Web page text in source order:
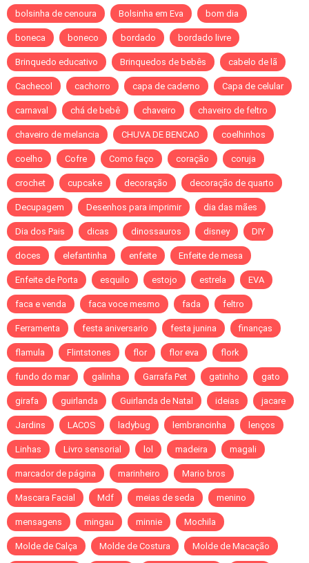
bolsinha de cenoura Bolsinha em Eva bom dia
boneca boneco bordado bordado livre
Brinquedo educativo Brinquedos de bebês cabelo de lã
Cachecol cachorro capa de caderno Capa de celular
carnaval chá de bebê chaveiro chaveiro de feltro
chaveiro de melancia CHUVA DE BENCAO coelhinhos
coelho Cofre Como faço coração coruja
crochet cupcake decoração decoração de quarto
Decupagem Desenhos para imprimir dia das mães
Dia dos Pais dicas dinossauros disney DIY
doces elefantinha enfeite Enfeite de mesa
Enfeite de Porta esquilo estojo estrela EVA
faca e venda faca voce mesmo fada feltro
Ferramenta festa aniversario festa junina finanças
flamula Flintstones flor flor eva flork
fundo do mar galinha Garrafa Pet gatinho gato
girafa guirlanda Guirlanda de Natal ideias jacare
Jardins LACOS ladybug lembrancinha lenços
Linhas Livro sensorial lol madeira magali
marcador de página marinheiro Mario bros
Mascara Facial Mdf meias de seda menino
mensagens mingau minnie Mochila
Molde de Calça Molde de Costura Molde de Macação